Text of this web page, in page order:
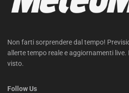
Non farti sorprendere dal tempo!
allerte tempo reale e aggiornamenti live.
visto.
Follow Us